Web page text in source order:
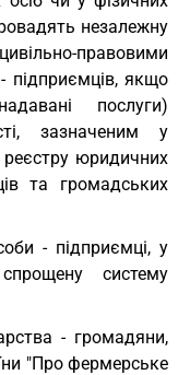
незалежну
правовими
підприємців, якщо
послуги)
зазначеним у
юридичних
та громадських
- підприємці, у
систему
- громадяни,
"Про фермерське